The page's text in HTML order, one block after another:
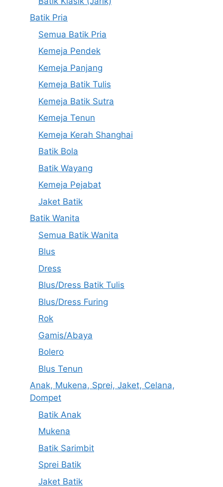
Batik Pria
Semua Batik Pria
Kemeja Pendek
Kemeja Panjang
Kemeja Batik Tulis
Kemeja Batik Sutra
Kemeja Tenun
Kemeja Kerah Shanghai
Batik Bola
Batik Wayang
Kemeja Pejabat
Jaket Batik
Batik Wanita
Semua Batik Wanita
Blus
Dress
Blus/Dress Batik Tulis
Blus/Dress Furing
Rok
Gamis/Abaya
Bolero
Blus Tenun
Anak, Mukena, Sprei, Jaket, Celana,
Dompet
Batik Anak
Mukena
Batik Sarimbit
Sprei Batik
Jaket Batik